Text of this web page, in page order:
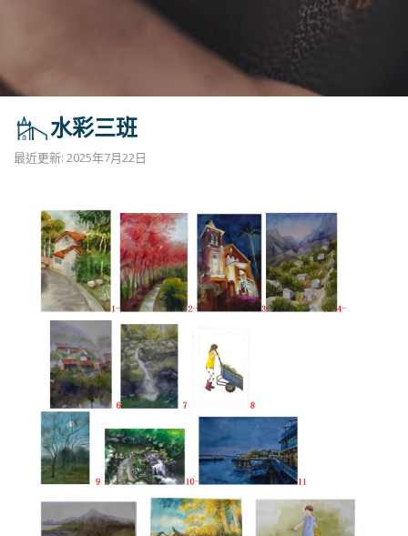
水彩三班
最近更新: 2025年7月22日